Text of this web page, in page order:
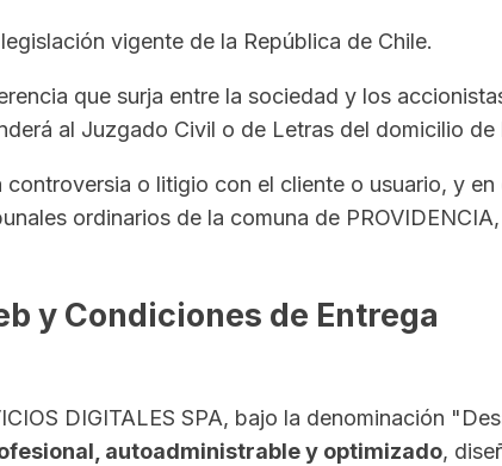
vigente de la República de Chile.
que surja entre la sociedad y los
al Juzgado Civil o de Letras del domicilio de
o litigio con el cliente o usuario, y
ordinarios de la comuna de
y Condiciones de Entrega
DIGITALES SPA, bajo la denominación
autoadministrable y optimizado,